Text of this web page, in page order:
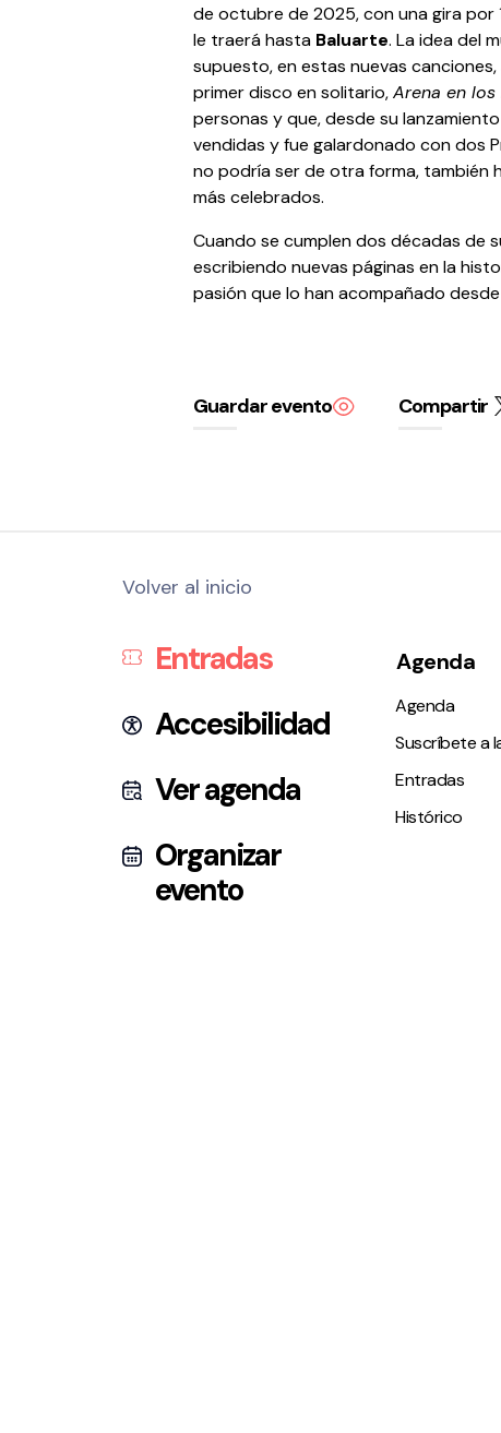
de octubre de 2025, con una gira
le traerá hasta Baluarte. La idea del
supuesto, en estas nuevas
primer disco en solitario,Arena en
personas y que, desde su
vendidas y fue galardonado con dos
no podría ser de otra forma, también
más celebrados.
Cuando se cumplen dos décadas de
escribiendo nuevas páginas en la
pasión que lo han acompañado
Guardar evento Compartir
Volver al inicio
Entradas
Accesibilidad
Ver agenda
Organizar
evento
Agenda
Agenda
Suscríbete a
Entradas
Histórico